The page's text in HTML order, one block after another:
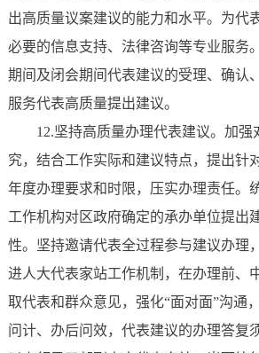
出高质量议案建议的能力和水平。为代
必要的信息支持、法律咨询等专业服务
期间及闭会期间代表建议的受理、确认
服务代表高质量提出建议。
12.坚持高质量办理代表建议。加
究，结合工作实际和建议特点，提出针
年度办理要求和时限，压实办理责任。
工作机构对区政府确定的承办单位提出
性。坚持邀请代表全过程参与建议办理
进人大代表家站工作机制，在办理前、
取代表和群众意见，强化“面对面”沟通
问计、办后问效，代表建议的办理答复